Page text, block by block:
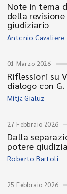
Note in tema
della
giudiziario
Antonio Cavaliere
01 Marzo 2026
Riflessioni su
dialogo con
Mitja Gialuz
27 Febbraio 2026
Dalla
potere
Roberto Bartoli
25 Febbraio 2026